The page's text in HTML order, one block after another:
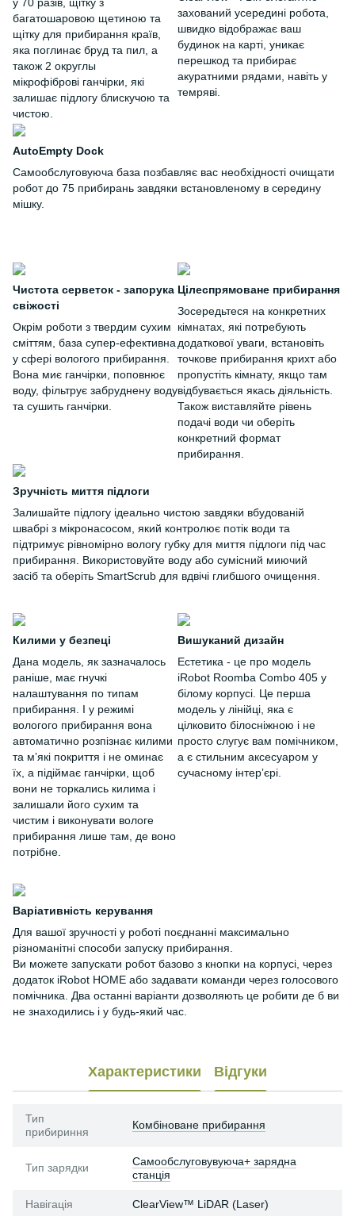
багатошаровою щетиною та
щітку для прибирання країв,
яка поглинає бруд та пил, а
також 2 округлы
мікрофіброві ганчірки, які
залишає підлогу блискучою та
чистою.
захований усередині робота,
швидко відображає ваш
будинок на карті, уникає
перешкод та прибирає
акуратними рядами, навіть у
темряві.
AutoEmpty Dock
Самообслуговуюча база позбавляє вас необхідності очищати
робот до 75 прибирань завдяки встановленому в середину
мішку.
Чистота серветок - запорука
свіжості
Окрім роботи з твердим сухим
сміттям, база супер-ефективна
у сфері вологого прибирання.
Вона миє ганчірки, поповнює
воду, фільтрує забруднену воду
та сушить ганчірки.
Цілеспрямоване прибирання
Зосередьтеся на конкретних
кімнатах, які потребують
додаткової уваги, встановіть
точкове прибирання крихт або
пропустіть кімнату, якщо там
відбувається якась діяльність.
Також виставляйте рівень
подачі води чи оберіть
конкретний формат
прибирання.
Зручність миття підлоги
Залишайте підлогу ідеально чистою завдяки вбудованій
швабрі з мікронасосом, який контролює потік води та
підтримує рівномірно вологу губку для миття підлоги під час
прибирання. Використовуйте воду або сумісний миючий
засіб та оберіть SmartScrub для вдвічі глибшого очищення.
Килими у безпеці
Дана модель, як зазначалось
раніше, має гнучкі
налаштування по типам
прибирання. І у режимі
вологого прибирання вона
автоматично розпізнає килими
та мʼякі покриття і не оминає
їх, а підіймає ганчірки, щоб
вони не торкались килима і
залишали його сухим та
чистим і виконувати вологе
прибирання лише там, де воно
потрібне.
Вишуканий дизайн
Естетика - це про модель
iRobot Roomba Combo 405 у
білому корпусі. Це перша
модель у лінійці, яка є
цілковито білосніжною і не
просто слугує вам помічником,
а є стильним аксесуаром у
сучасному інтерʼєрі.
Варіативність керування
Для вашої зручності у роботі поєднанні максимально
різноманітні способи запуску прибирання.
Ви можете запускати робот базово з кнопки на корпусі, через
додаток iRobot HOME або задавати команди через голосового
помічника. Два останні варіанти дозволяють це робити де б ви
не знаходились і у будь-який час.
Характеристики Відгуки
Тип
прибириння
Комбіноване прибирання
Тип зарядки
Самообслуговувуюча+ зарядна
станція
Навігація ClearView™ LiDAR (Laser)